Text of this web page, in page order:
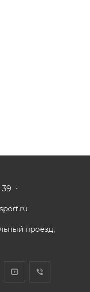
проезд,